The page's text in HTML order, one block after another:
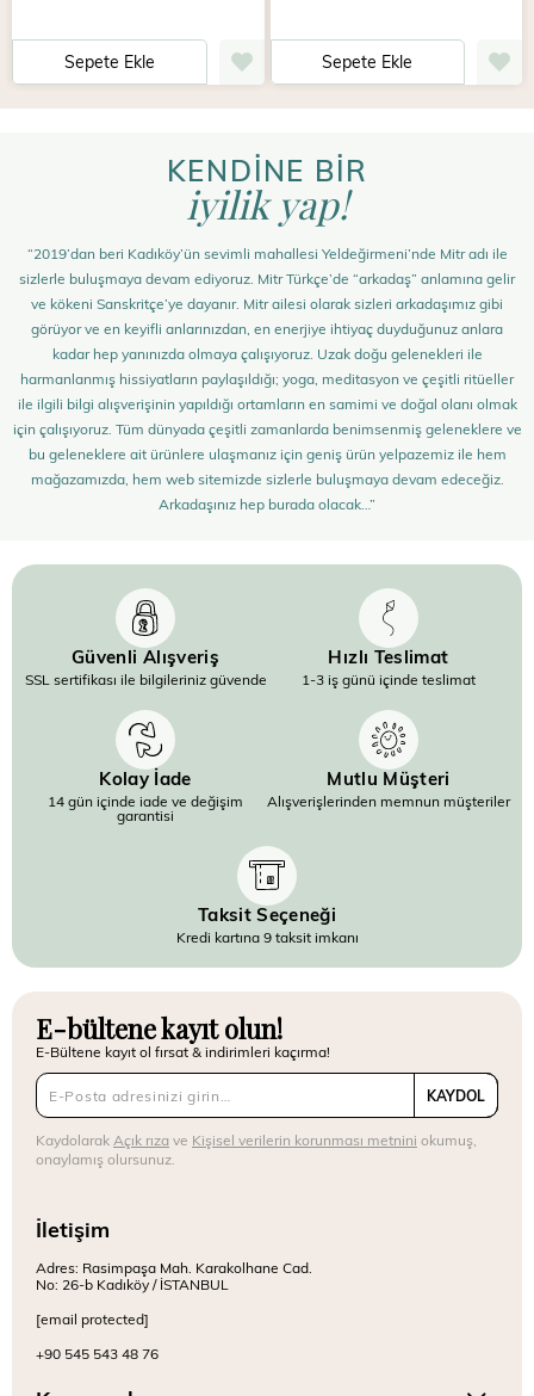
Sepete Ekle Sepete Ekle
KENDİNE BİR
iyilik yap!
“2019’dan beri Kadıköy’ün sevimli mahallesi Yeldeğirmeni’nde Mitr adı ile
sizlerle buluşmaya devam ediyoruz. Mitr Türkçe’de “arkadaş” anlamına gelir
ve kökeni Sanskritçe’ye dayanır. Mitr ailesi olarak sizleri arkadaşımız gibi
görüyor ve en keyifli anlarınızdan, en enerjiye ihtiyaç duyduğunuz anlara
kadar hep yanınızda olmaya çalışıyoruz. Uzak doğu gelenekleri ile
harmanlanmış hissiyatların paylaşıldığı; yoga, meditasyon ve çeşitli ritüeller
ile ilgili bilgi alışverişinin yapıldığı ortamların en samimi ve doğal olanı olmak
için çalışıyoruz. Tüm dünyada çeşitli zamanlarda benimsenmiş geleneklere ve
bu geleneklere ait ürünlere ulaşmanız için geniş ürün yelpazemiz ile hem
mağazamızda, hem web sitemizde sizlerle buluşmaya devam edeceğiz.
Arkadaşınız hep burada olacak…”
Güvenli Alışveriş
SSL sertifikası ile bilgileriniz güvende
Hızlı Teslimat
1-3 iş günü içinde teslimat
Kolay İade
14 gün içinde iade ve değişim
garantisi
Mutlu Müşteri
Alışverişlerinden memnun müşteriler
Taksit Seçeneği
Kredi kartına 9 taksit imkanı
E-bültene kayıt olun!
E-Bültene kayıt ol fırsat & indirimleri kaçırma!
KAYDOL
Kaydolarak Açık rızave Kişisel verilerin korunması metnini okumuş,
onaylamış olursunuz.
İletişim
Adres: Rasimpaşa Mah. Karakolhane Cad.
No: 26-b Kadıköy / İSTANBUL
[email protected]
+90 545 543 48 76